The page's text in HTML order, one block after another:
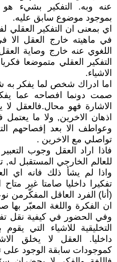
عنه وبه. التفكير بشيء هو
بموجود موضوع سابق عليه.
اي بمعنى ان التفكير العقلي
في ماهيته خارج العقل الا
اللغوي عنه خارج وصاية
التفكير العقلي متموضعا
الاشياء.
اما ادراك شخص لما يفكر به
صمت دونما افصاحه عما
الاشارة فهو محال.فالعقل
اذهان الاخرين, ولا ما
وعواطف الا بعد إفصاحهم
تواصلي مع الاخرين .
فاذا اراد العقل وجوب
للعالم الخارجي المستقبل
واذا لم يشأ ذلك فانه اي
تفكيرا داخليا صامتا غير
(أنا) الفرد العاقل المفكّرمن
ان الفكرة واللغة المعبّر بها
وفي الحضور في كيفية نقل
التخليقية للاشياء التي يقوم
داخليا. العقل لا يخلق
كموجودات سابقة الوجود على